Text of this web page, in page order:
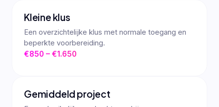
Kleine klus
Een overzichtelijke klus met normale toegang en
beperkte voorbereiding.
€850 – €1.650
Gemiddeld project